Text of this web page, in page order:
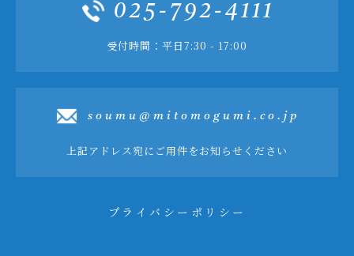
025-792-4111
受付時間：平日7:30 - 17:00
soumu@mitomogumi.co.jp
上記アドレス宛にご用件をお知らせください
プライバシーポリシー